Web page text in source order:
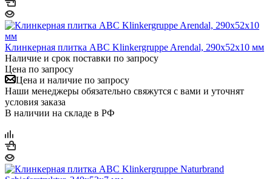
Клинкерная плитка ABC Klinkergruppe Arendal, 290х52х10 мм
Наличие и срок поставки по запросу
Цена по запросу
Цена и наличие по запросу
Наши менеджеры обязательно свяжутся с вами и уточнят
условия заказа
В наличии на складе в РФ